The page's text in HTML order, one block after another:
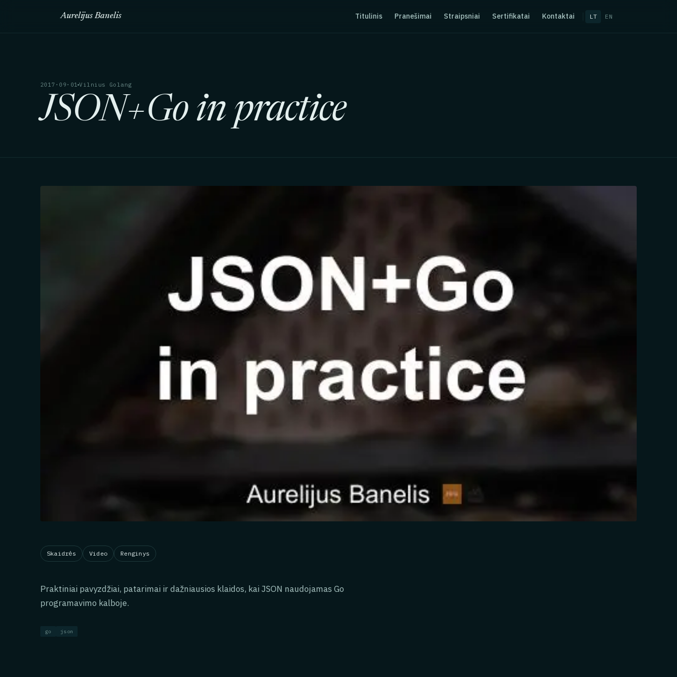
Aurelijus Banelis Titulinis Pranešimai Straipsniai Sertifikatai Kontaktai LT EN
2017·09·01 Vilnius Golang
JSON+Go in practice
Skaidrės Video Renginys
Praktiniai pavyzdžiai, patarimai ir dažniausios klaidos, kai JSON naudojamas Go
programavimo kalboje.
go json